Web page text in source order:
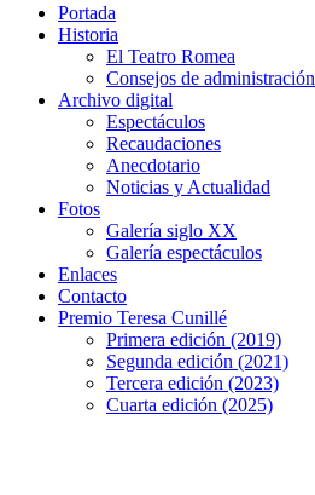
Portada
Historia
El Teatro Romea
Consejos de administración
Archivo digital
Espectáculos
Recaudaciones
Anecdotario
Noticias y Actualidad
Fotos
Galería siglo XX
Galería espectáculos
Enlaces
Contacto
Premio Teresa Cunillé
Primera edición (2019)
Segunda edición (2021)
Tercera edición (2023)
Cuarta edición (2025)